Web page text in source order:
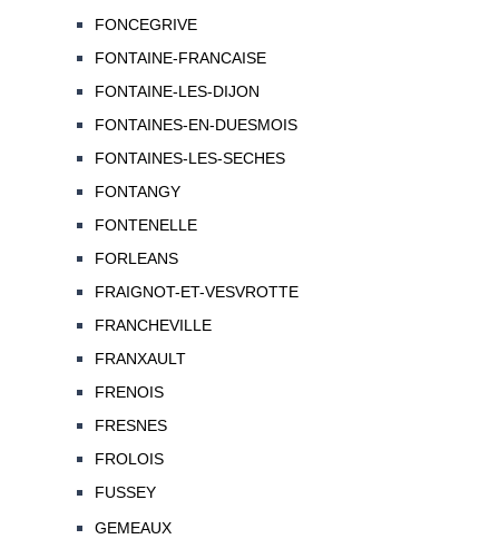
FONCEGRIVE
FONTAINE-FRANCAISE
FONTAINE-LES-DIJON
FONTAINES-EN-DUESMOIS
FONTAINES-LES-SECHES
FONTANGY
FONTENELLE
FORLEANS
FRAIGNOT-ET-VESVROTTE
FRANCHEVILLE
FRANXAULT
FRENOIS
FRESNES
FROLOIS
FUSSEY
GEMEAUX